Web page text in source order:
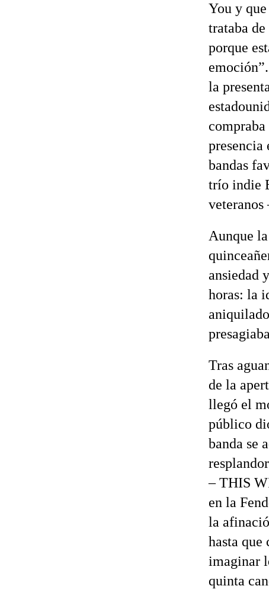
You y
trataba
porque
la
compraba
presencia
bandas
trío indie
Aunque
ansiedad
horas: la
Tras
de la
llegó el
público
banda se
– THIS
en la
la
hasta que
imaginar
quinta